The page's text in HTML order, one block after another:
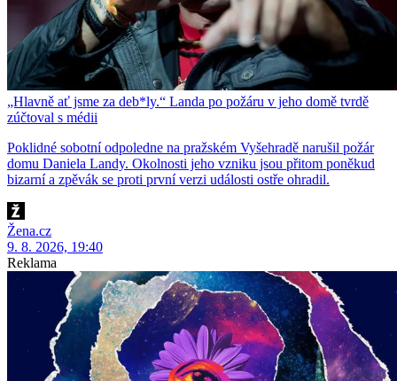
„Hlavně ať jsme za deb*ly.“ Landa po požáru v jeho domě tvrdě
zúčtoval s médii
Poklidné sobotní odpoledne na pražském Vyšehradě narušil požár
domu Daniela Landy. Okolnosti jeho vzniku jsou přitom poněkud
bizarní a zpěvák se proti první verzi události ostře ohradil.
Žena.cz
9. 8. 2026, 19:40
Reklama